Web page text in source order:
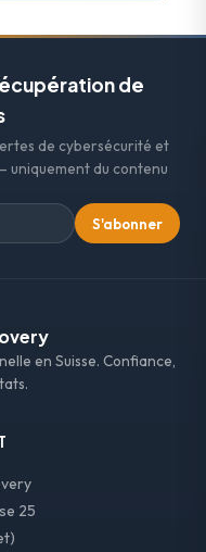
de
de cybersécurité et
uniquement du contenu
S'abonner
en Suisse. Confiance,
25